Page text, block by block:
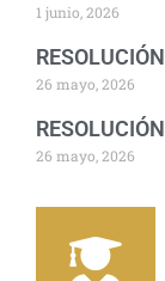
1 junio, 2026
26 mayo, 2026
26 mayo, 2026